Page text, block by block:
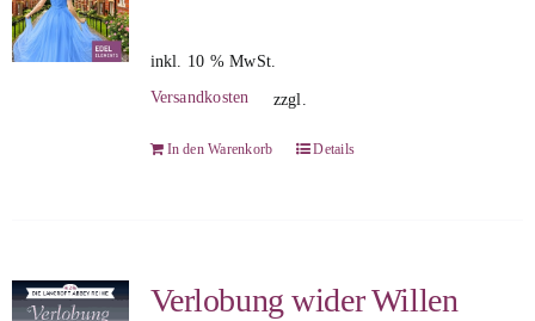
inkl. 10 % MwSt.
zzgl.
Versandkosten
In den Warenkorb Details
Verlobung wider Willen